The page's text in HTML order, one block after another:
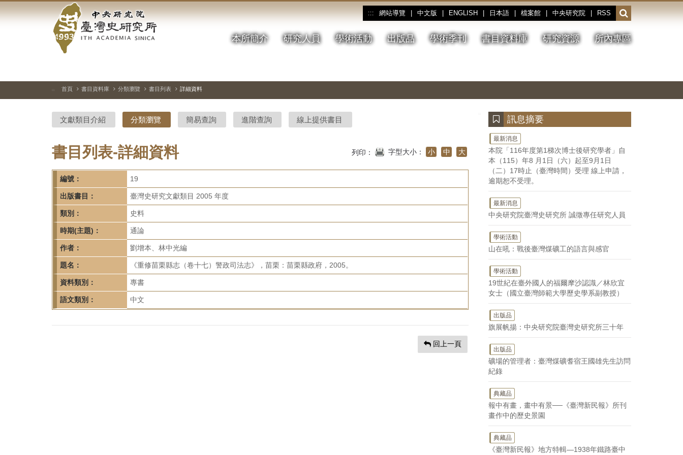
到
中
央
研
院-
臺
灣
史
研
究
所-
首
頁
::: 網站導覽 中文版 ENGLISH 日本語 檔案館 中央研究院 RSS
開
啟
或
收
本所簡介 研究人員 學術活動 出版品 學術季刊 書目資料庫 研究資源 所內專區
停、
圖
圖
結
::: 首頁 書目資料庫 分類瀏覽 書目列表 詳細資料
文獻類目介紹 分類瀏覽 簡易查詢 進階查詢 線上提供書目
書目列表-詳細資料 列印： 字型大小： 小 中 大
編號： 19
出版書目： 臺灣史研究文獻類目 2005 年度
類別： 史料
時期(主題)： 通論
作者： 劉增本、林中光編
題名： 《重修苗栗縣志（卷十七）警政司法志》，苗栗：苗栗縣政府，2005。
資料類別： 專書
語文類別： 中文
回上一頁
訊息摘要
最新消息
本院「116年度第1梯次博士後研究學者」自
本（115）年8 月1日（六）起至9月1日
（二）17時止（臺灣時間）受理 線上申請，
逾期恕不受理。
最新消息
中央研究院臺灣史研究所 誠徵專任研究人員
學術活動
山在吼：戰後臺灣煤礦工的語言與感官
學術活動
19世紀在臺外國人的福爾摩沙認識／林欣宜
女士（國立臺灣師範大學歷史學系副教授）
出版品
旗展帆揚：中央研究院臺灣史研究所三十年
出版品
礦場的管理者：臺灣煤礦耆宿王國雄先生訪問
紀錄
典藏品
報中有畫，畫中有景──《臺灣新民報》所刊
畫作中的歷史景園
典藏品
《臺灣新民報》地方特輯—1938年鐵路臺中